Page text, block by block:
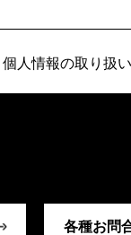
個人情報の取り扱い
各種お問